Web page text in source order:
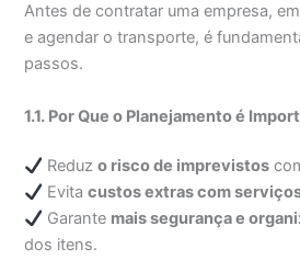
Antes de contratar uma empresa,
e agendar o transporte, é
passos.
1.1. Por Que o Planejamento é
Reduzo risco de imprevistos
Evitacustos extras com
Garante mais segurança e
dos itens.